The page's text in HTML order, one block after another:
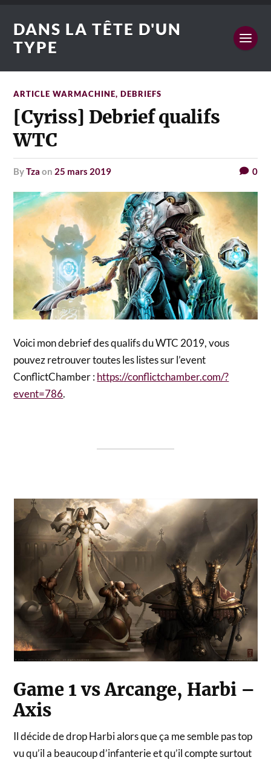
DANS LA TÊTE D'UN
TYPE
ARTICLE WARMACHINE,DEBRIEFS
[Cyriss] Debrief qualifs
WTC
byTza on 25 mars 2019 0
Voici mon debrief des qualifs du WTC 2019, vous
pouvez retrouver toutes les listes sur l’event
ConflictChamber :https://conflictchamber.com/?
event=786.
Game 1 vs Arcange, Harbi –
Axis
Il décide de drop Harbi alors que ça me semble pas top
vu qu’il a beaucoup d’infanterie et qu’il compte surtout